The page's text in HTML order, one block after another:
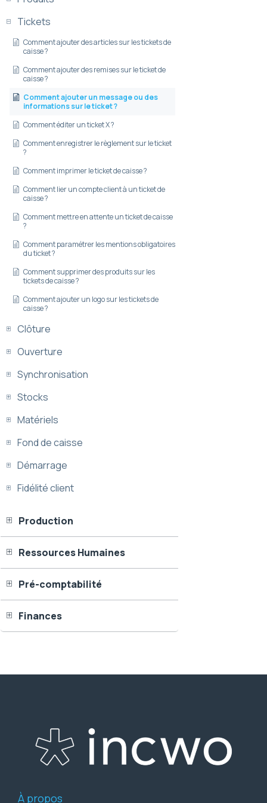
Tickets
Comment ajouter des articles sur les tickets de
caisse ?
Comment ajouter des remises sur le ticket de
caisse ?
Comment ajouter un message ou des
informations sur le ticket ?
Comment éditer un ticket X ?
Comment enregistrer le règlement sur le ticket
?
Comment imprimer le ticket de caisse ?
Comment lier un compte client à un ticket de
caisse ?
Comment mettre en attente un ticket de caisse
?
Comment paramétrer les mentions obligatoires
du ticket ?
Comment supprimer des produits sur les
tickets de caisse ?
Comment ajouter un logo sur les tickets de
caisse ?
Clôture
Ouverture
Synchronisation
Stocks
Matériels
Fond de caisse
Démarrage
Fidélité client
Production
Ressources Humaines
Pré-comptabilité
Finances
À propos